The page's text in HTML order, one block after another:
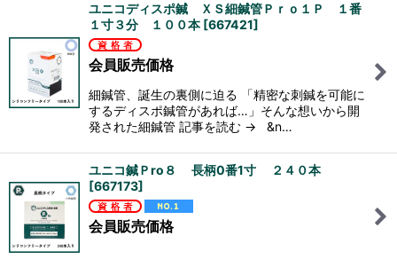
ユニコディスポ鍼 ＸＳ細鍼管Ｐｒｏ１Ｐ １番
１寸３分 １００本 [667421]
会員販売価格
細鍼管、誕生の裏側に迫る 「精密な刺鍼を可能に
するディスポ鍼管があれば…」そんな想いから開
発された細鍼管 記事を読む → &n…
ユニコ鍼Ｐro８ 長柄0番1寸 ２４０本
[667173]
会員販売価格